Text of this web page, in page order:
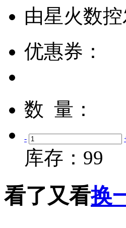
由星火数控
优惠券：
数 量：
-
库存： 99
看了又看换